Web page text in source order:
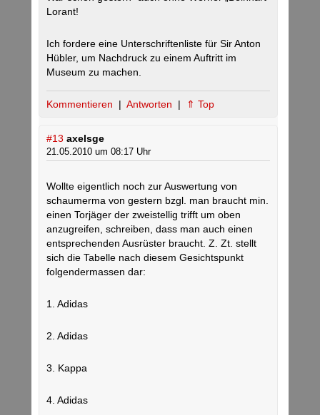
Lorant!
Ich fordere eine Unterschriftenliste für Sir Anton
Hübler, um Nachdruck zu einem Auftritt im
Museum zu machen.
Kommentieren | Antworten | ⇑ Top
#13 axelsge
21.05.2010 um 08:17 Uhr
Wollte eigentlich noch zur Auswertung von
schaumerma von gestern bzgl. man braucht min.
einen Torjäger der zweistellig trifft um oben
anzugreifen, schreiben, dass man auch einen
entsprechenden Ausrüster braucht. Z. Zt. stellt
sich die Tabelle nach diesem Gesichtspunkt
folgendermassen dar:
1. Adidas
2. Adidas
3. Kappa
4. Adidas